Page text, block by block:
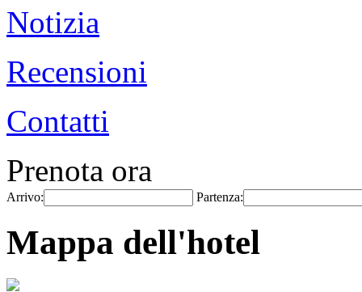
Notizia
Recensioni
Contatti
Prenota ora
Arrivo: Partenza:
Mappa dell'hotel